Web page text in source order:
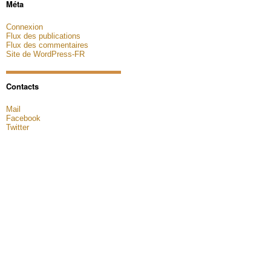
Méta
Connexion
Flux des publications
Flux des commentaires
Site de WordPress-FR
Contacts
Mail
Facebook
Twitter